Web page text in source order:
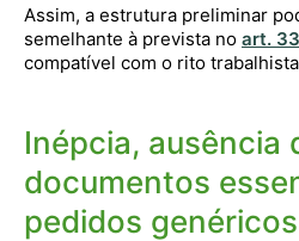
Assim, a estrutura preliminar
semelhante à prevista no art.
compatível com o rito
Inépcia, ausência
documentos
pedidos genéricos